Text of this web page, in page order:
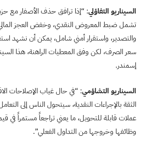
السيناريو التفاؤلي: “إذا ترافق حذف الأصفار مع
تشمل ضبط المعروض النقدي، وخفض العجز
والتصدير، واستقرار أمني شامل، يمكن أن نشهد
سعر الصرف، لكن وفق المعطيات الراهنة، هذا
إسمندر.
السيناريو التشاؤمي: “في حال غياب الإصلاحات
الثقة بالإجراءات النقدية، سيتحول الناس إلى
عملات قابلة للتحويل، ما يعني تراجعاً مستمراً في
وظائفها وخروجها من التداول الفعلي”.